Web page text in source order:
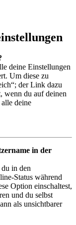
deine Einstellungen
Um diese zu
der Link dazu
wenn du auf deinen
deine
in der
in den
Status während
Option einschaltest,
und du selbst
als unsichtbarer